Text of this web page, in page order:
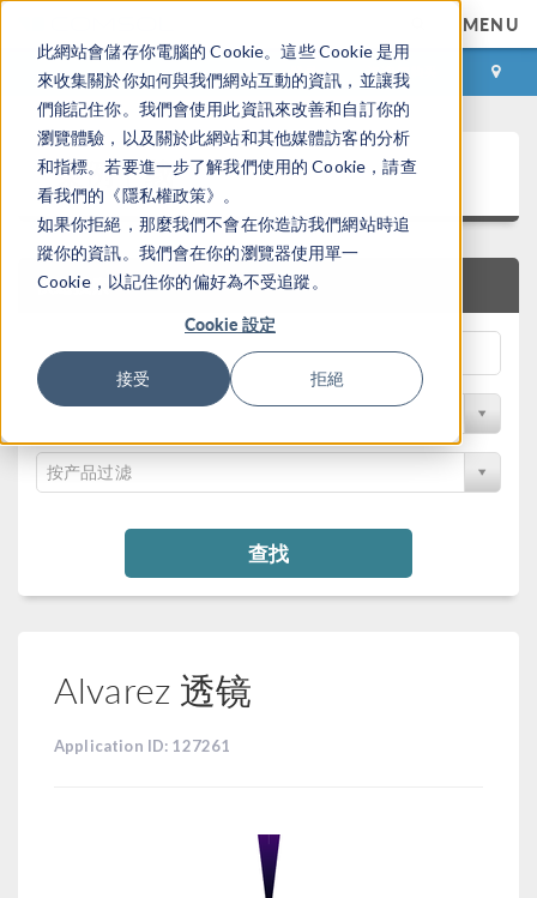
此網站會儲存你電腦的 Cookie。這些 Cookie 是用
來收集關於你如何與我們網站互動的資訊，並讓我
們能記住你。我們會使用此資訊來改善和自訂你的
瀏覽體驗，以及關於此網站和其他媒體訪客的分析
和指標。若要進一步了解我們使用的 Cookie，請查
看我們的《隱私權政策》。
如果你拒絕，那麼我們不會在你造訪我們網站時追
蹤你的資訊。我們會在你的瀏覽器使用單一
Cookie，以記住你的偏好為不受追蹤。
Cookie 設定
接受 拒絕
MENU
登录 咨询与购买
案例下载
快速搜索
按学科过滤
按产品过滤
查找
Alvarez 透镜
Application ID: 127261